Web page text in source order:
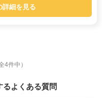
詳細を見る
4件中）
よくある質問